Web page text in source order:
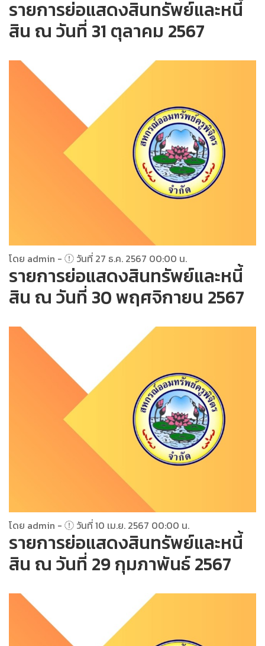
รายการย่อแสดงสินทรัพย์และหนี้
สิน ณ วันที่ 31 ตุลาคม 2567
โดย admin - วันที่ 27 ธ.ค. 2567 00:00 น.
รายการย่อแสดงสินทรัพย์และหนี้
สิน ณ วันที่ 30 พฤศจิกายน 2567
โดย admin - วันที่ 10 เม.ย. 2567 00:00 น.
รายการย่อแสดงสินทรัพย์และหนี้
สิน ณ วันที่ 29 กุมภาพันธ์ 2567